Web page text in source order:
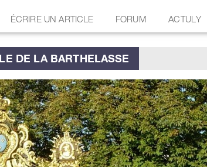
ÉCRIRE UN ARTICLE FORUM ACTULY
DE LA BARTHELASSE